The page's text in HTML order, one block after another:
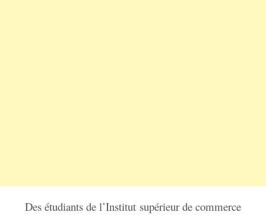
Des étudiants de l’Institut supérieur de commerce